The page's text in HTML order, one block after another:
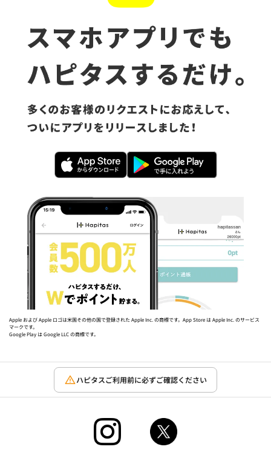
Apple および Apple ロゴは米国その他の国で登録された Apple Inc. の商標です。App Store は Apple Inc. のサービス
マークです。
Google Play は Google LLC の商標です。
ハピタスご利用前に必ずご確認ください